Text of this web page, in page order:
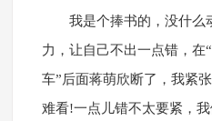
我是个捧书的，没什么
力，让自己不出一点错，在
车”后面蒋萌欣断了，我紧
难看!一点儿错不太要紧，